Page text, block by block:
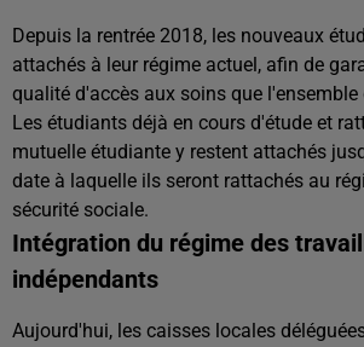
Depuis la rentrée 2018, les nouveaux
attachés à leur régime actuel, afin de
qualité d'accès aux soins que
Les étudiants déjà en cours d'étude et
mutuelle étudiante y restent attachés
date à laquelle ils seront rattachés au
sécurité sociale.
Intégration du régime des
indépendants
Aujourd'hui, les caisses locales